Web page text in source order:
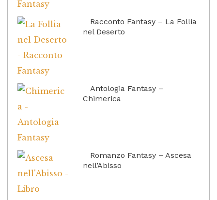
Racconto Fantasy – La Follia
nel Deserto
Antologia Fantasy –
Chimerica
Romanzo Fantasy – Ascesa
nell’Abisso